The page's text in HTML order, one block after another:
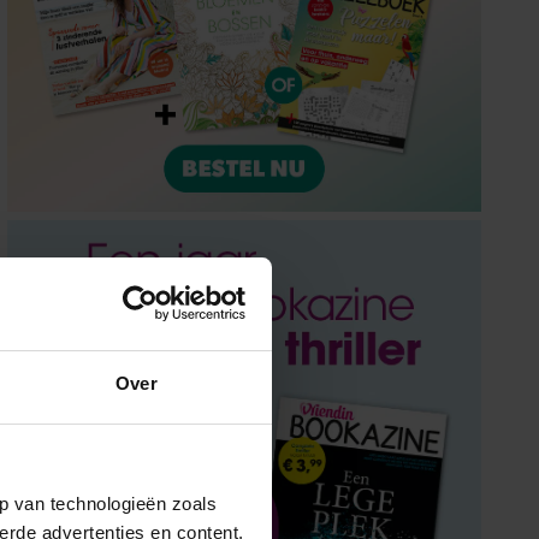
Over
van technologieën zoals
advertenties en content,